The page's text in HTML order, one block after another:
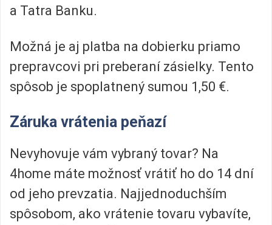
a Tatra Banku.
Možná je aj platba na dobierku priamo
prepravcovi pri preberaní zásielky. Tento
spôsob je spoplatnený sumou 1,50 €.
Záruka vrátenia peňazí
Nevyhovuje vám vybraný tovar? Na
4home máte možnosť vrátiť ho do 14 dní
od jeho prevzatia. Najjednoduchším
spôsobom, ako vrátenie tovaru vybavíte,